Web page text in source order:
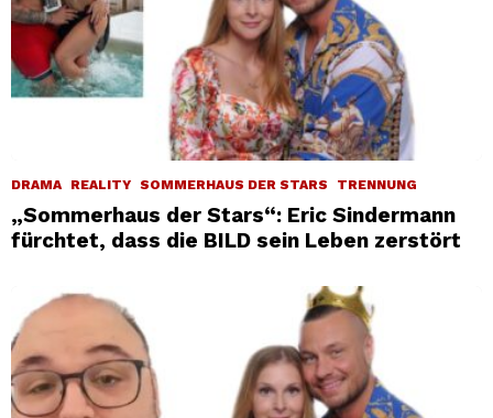
DRAMA REALITY SOMMERHAUS DER STARS TRENNUNG
„Sommerhaus der Stars“: Eric Sindermann
fürchtet, dass die BILD sein Leben zerstört